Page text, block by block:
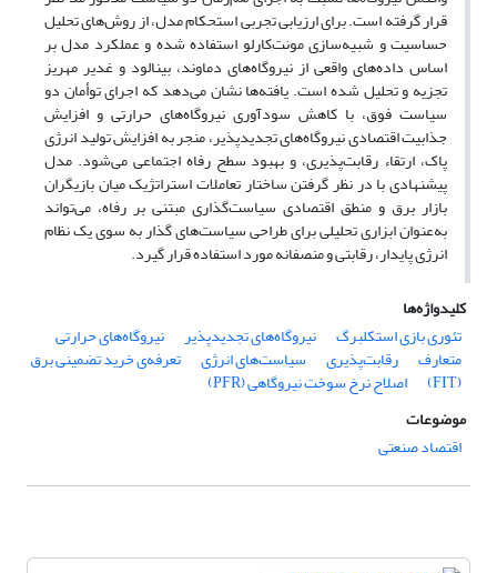
قرار گرفته است. برای ارزیابی تجربیاستحکاممدل، از روش‌های تحلیل
حساسیت و شبیه‌سازی مونت‌کارلو استفاده شده و عملکرد مدل بر
اساس داده‌های واقعی از نیروگاه‌های دماوند، بینالود و غدیر مهریز
تجزیه و تحلیل شده است. یافته‌ها نشان می‌دهد که اجرای توأمان دو
سیاست فوق، با کاهش سودآوری نیروگاه‌های حرارتی و افزایش
جذابیت اقتصادی نیروگاه‌های تجدیدپذیر، منجر به افزایش تولید انرژی
پاک، ارتقاء رقابت‌پذیری، و بهبود سطح رفاه اجتماعی می‌شود. مدل
پیشنهادی با در نظر گرفتن ساختار تعاملات استراتژیک میان بازیگران
بازار برق و منطق اقتصادی سیاست‌گذاری مبتنی بر رفاه، می‌تواند
به‌عنوان ابزاری تحلیلی برای طراحی سیاست‌های گذار به سوی یک نظام
انرژی پایدار، رقابتی و منصفانه مورد استفاده قرار گیرد.
کلیدواژه‌ها
تئوری بازی استکلبرگ
نیروگاه‌های تجدیدپذیر نیروگاه‌های حرارتی
متعارف رقابت‌پذیری سیاست‌های انرژی تعرفه‌ی خرید تضمینی برق
(FIT)
اصلاح نرخ سوخت نیروگاهی (PFR)
موضوعات
اقتصاد صنعتی